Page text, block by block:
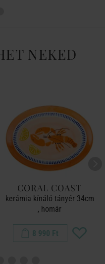
NEKED
CORAL COAST
kerámia kínáló tányér 34cm
, homár
8 990 Ft